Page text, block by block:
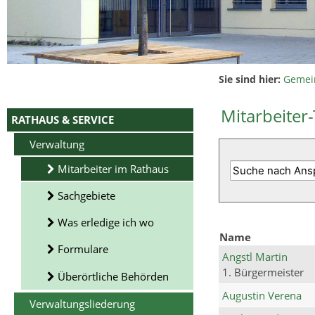
RATHAUS & SERVICE
Verwaltung
Mitarbeiter im Rathaus
Sachgebiete
Was erledige ich wo
Formulare
Überörtliche Behörden
Verwaltungsliederung
Sie sind hier:
Name
Angstl Martin
1. Bürgermeister
Augustin Verena